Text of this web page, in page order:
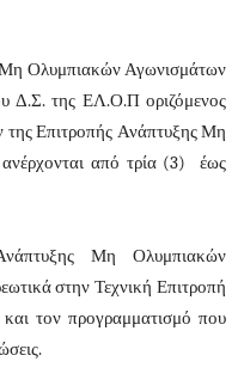
Μη Ολυμπιακών Αγωνισμάτων
Δ.Σ. της ΕΛ.Ο.Π οριζόμενος
Επιτροπής Ανάπτυξης Μη
από τρία (3) έως
Μη Ολυμπιακών
στην Τεχνική Επιτροπή
τον προγραμματισμό που